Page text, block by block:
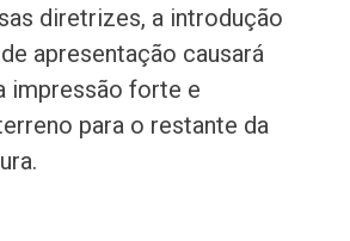
diretrizes, a introdução
apresentação causará
impressão forte e
para o restante da